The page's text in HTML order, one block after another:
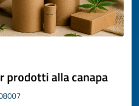
prodotti alla canapa